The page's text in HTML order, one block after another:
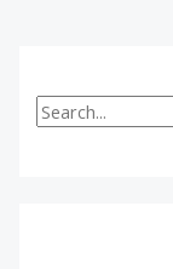
T
r